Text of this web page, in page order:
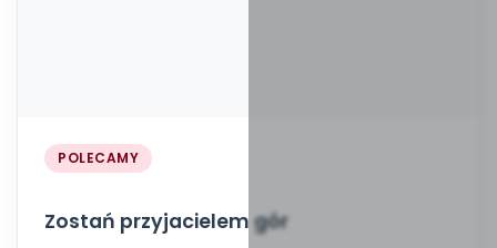
POLECAMY
Zostań przyjacielem gór